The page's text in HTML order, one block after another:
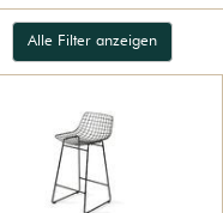
Alle Filter anzeigen